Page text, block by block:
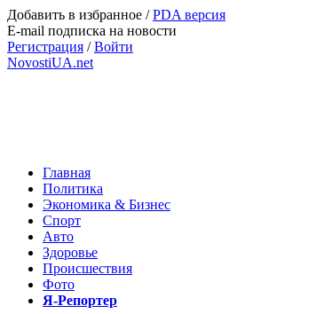
Добавить в избранное /PDA версия
E-mail подписка на новости
Регистрация /Войти
NovostiUA.net
Главная
Политика
Экономика & Бизнес
Спорт
Авто
Здоровье
Происшествия
Фото
Я-Репортер